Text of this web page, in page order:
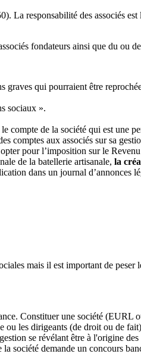
La responsabilité des associés
fondateurs ainsi que du ou
graves qui pourraient être
sociaux ».
compte de la société qui est une
comptes aux associés sur sa
pour l’imposition sur le
de la batellerie artisanale, la
dans un journal d’annonces
mais il est important de peser
Constituer une société
les dirigeants (de droit ou de
se révélant être à l'origine
société demande un concours